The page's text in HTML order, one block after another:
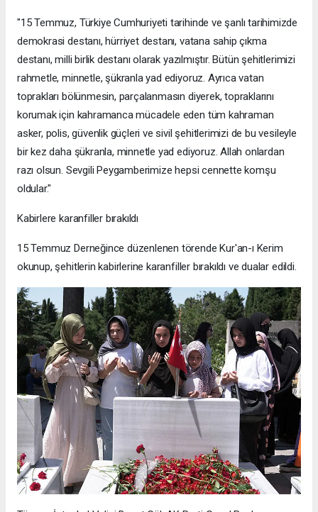
"15 Temmuz, Türkiye Cumhuriyeti tarihinde ve şanlı tarihimizde
demokrasi destanı, hürriyet destanı, vatana sahip çıkma
destanı, milli birlik destanı olarak yazılmıştır. Bütün şehitlerimizi
rahmetle, minnetle, şükranla yad ediyoruz. Ayrıca vatan
toprakları bölünmesin, parçalanmasın diyerek, topraklarını
korumak için kahramanca mücadele eden tüm kahraman
asker, polis, güvenlik güçleri ve sivil şehitlerimizi de bu vesileyle
bir kez daha şükranla, minnetle yad ediyoruz. Allah onlardan
razı olsun. Sevgili Peygamberimize hepsi cennette komşu
oldular."
Kabirlere karanfiller bırakıldı
15 Temmuz Derneğince düzenlenen törende Kur'an-ı Kerim
okunup, şehitlerin kabirlerine karanfiller bırakıldı ve dualar edildi.